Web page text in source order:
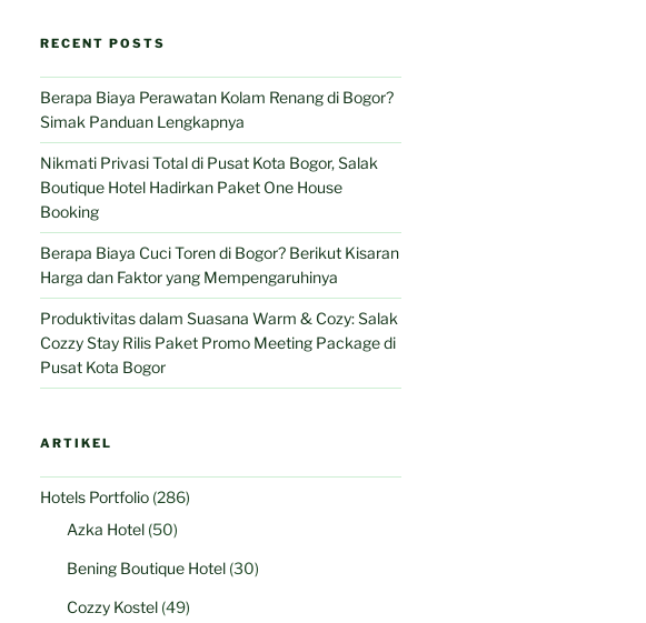
RECENT POSTS
Berapa Biaya Perawatan Kolam Renang di Bogor?
Simak Panduan Lengkapnya
Nikmati Privasi Total di Pusat Kota Bogor, Salak
Boutique Hotel Hadirkan Paket One House
Booking
Berapa Biaya Cuci Toren di Bogor? Berikut Kisaran
Harga dan Faktor yang Mempengaruhinya
Produktivitas dalam Suasana Warm & Cozy: Salak
Cozzy Stay Rilis Paket Promo Meeting Package di
Pusat Kota Bogor
ARTIKEL
Hotels Portfolio(286)
Azka Hotel(50)
Bening Boutique Hotel(30)
Cozzy Kostel(49)